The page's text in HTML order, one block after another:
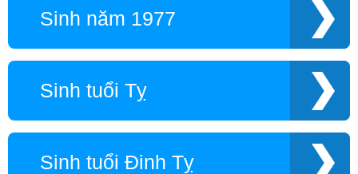
Sinh năm 1977
Sinh tuổi Tỵ
Sinh tuổi Đinh Tỵ